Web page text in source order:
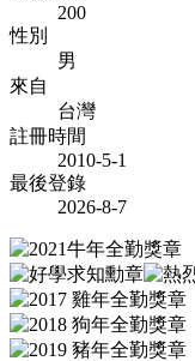
200
性別
男
來自
台灣
註冊時間
2010-5-1
最後登錄
2026-8-7